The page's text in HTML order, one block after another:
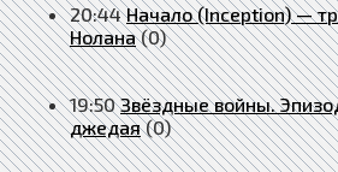
20:44 Начало (Inception) —
Нолана (0)
19:50 Звёздные войны.
джедая (0)